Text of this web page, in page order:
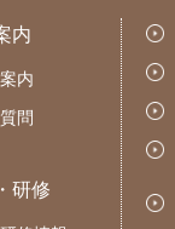
内
内
問
研修